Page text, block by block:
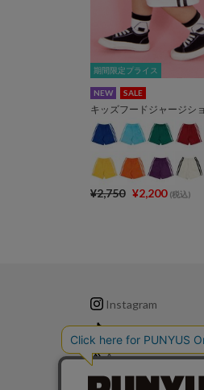
期間限定プライス
期間限定プライス
NEW SALE
¥2,750 ¥2,200 (税込)
Instagram
TikTok
X
LINE